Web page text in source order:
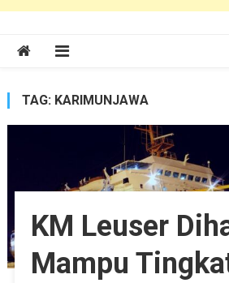
TAG: KARIMUNJAWA
KM Leuser
Mampu